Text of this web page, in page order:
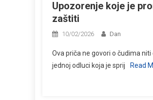
Upozorenje koje je
zaštiti
10/02/2026 Dan
Ova priča ne govori o čudima
jednoj odluci koja je sprij
Read